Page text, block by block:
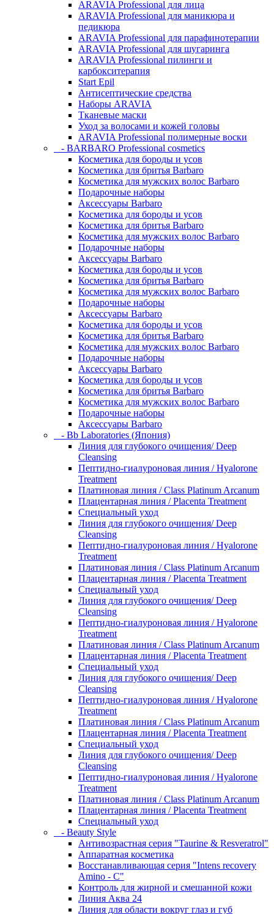
ARAVIA Professional для лица
ARAVIA Professional для маникюра и
педикюра
ARAVIA Professional для парафинотерапии
ARAVIA Professional для шугаринга
ARAVIA Professional пилинги и
карбокситерапия
Start Epil
Антисептические средства
Наборы ARAVIA
Тканевые маски
Уход за волосами и кожей головы
ARAVIA Professional полимерные воски
- BARBARO Professional cosmetics
Косметика для бороды и усов
Косметика для бритья Barbaro
Косметика для мужских волос Barbaro
Подарочные наборы
Аксессуары Barbaro
Косметика для бороды и усов
Косметика для бритья Barbaro
Косметика для мужских волос Barbaro
Подарочные наборы
Аксессуары Barbaro
Косметика для бороды и усов
Косметика для бритья Barbaro
Косметика для мужских волос Barbaro
Подарочные наборы
Аксессуары Barbaro
Косметика для бороды и усов
Косметика для бритья Barbaro
Косметика для мужских волос Barbaro
Подарочные наборы
Аксессуары Barbaro
Косметика для бороды и усов
Косметика для бритья Barbaro
Косметика для мужских волос Barbaro
Подарочные наборы
Аксессуары Barbaro
- Bb Laboratories (Япония)
Линия для глубокого очищения/ Deep
Cleansing
Пептидно-гиалуроновая линия / Hyalorone
Treatment
Платиновая линия / Class Platinum Arcanum
Плацентарная линия / Placenta Treatment
Специальный уход
Линия для глубокого очищения/ Deep
Cleansing
Пептидно-гиалуроновая линия / Hyalorone
Treatment
Платиновая линия / Class Platinum Arcanum
Плацентарная линия / Placenta Treatment
Специальный уход
Линия для глубокого очищения/ Deep
Cleansing
Пептидно-гиалуроновая линия / Hyalorone
Treatment
Платиновая линия / Class Platinum Arcanum
Плацентарная линия / Placenta Treatment
Специальный уход
Линия для глубокого очищения/ Deep
Cleansing
Пептидно-гиалуроновая линия / Hyalorone
Treatment
Платиновая линия / Class Platinum Arcanum
Плацентарная линия / Placenta Treatment
Специальный уход
Линия для глубокого очищения/ Deep
Cleansing
Пептидно-гиалуроновая линия / Hyalorone
Treatment
Платиновая линия / Class Platinum Arcanum
Плацентарная линия / Placenta Treatment
Специальный уход
- Beauty Style
Антивозрастная серия "Taurine & Resveratrol"
Аппаратная косметика
Восстанавливающая серия "Intens recovery
Amino - C"
Контроль для жирной и смешанной кожи
Линия Аква 24
Линия для области вокруг глаз и губ